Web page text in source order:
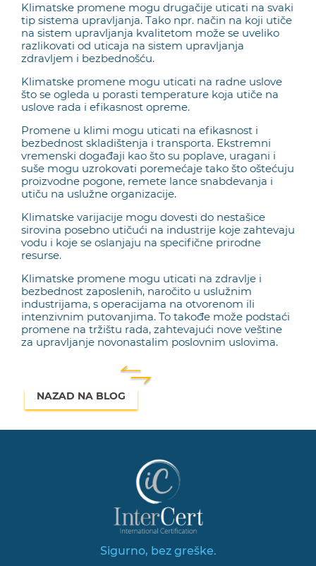
Klimatske promene mogu drugačije uticati na svaki
tip sistema upravljanja. Tako npr. način na koji utiče
na sistem upravljanja kvalitetom može se uveliko
razlikovati od uticaja na sistem upravljanja
zdravljem i bezbednošću.
Klimatske promene mogu uticati na radne uslove
što se ogleda u porasti temperature koja utiče na
uslove rada i efikasnost opreme.
Promene u klimi mogu uticati na efikasnost i
bezbednost skladištenja i transporta. Ekstremni
vremenski događaji kao što su poplave, uragani i
suše mogu uzrokovati poremećaje tako što oštećuju
proizvodne pogone, remete lance snabdevanja i
utiču na uslužne organizacije.
Klimatske varijacije mogu dovesti do nestašice
sirovina posebno utičući na industrije koje zahtevaju
vodu i koje se oslanjaju na specifične prirodne
resurse.
Klimatske promene mogu uticati na zdravlje i
bezbednost zaposlenih, naročito u uslužnim
industrijama, s operacijama na otvorenom ili
intenzivnim putovanjima. To takođe može podstaći
promene na tržištu rada, zahtevajući nove veštine
za upravljanje novonastalim poslovnim uslovima.
NAZAD NA BLOG
Sigurno, bez greške.